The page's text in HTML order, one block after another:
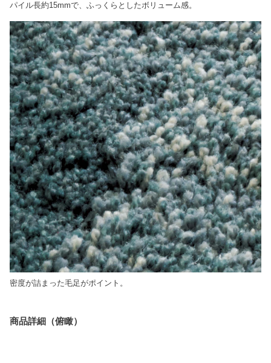
パイル長約15mmで、ふっくらとしたボリューム感。
密度が詰まった毛足がポイント。
商品詳細（俯瞰）